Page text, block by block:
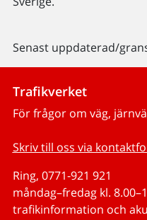
Senast uppdaterad/
Trafikverket
För frågor om väg,
Skriv till oss via
Ring, 0771-921 921
måndag–fredag kl.
trafikinformation och